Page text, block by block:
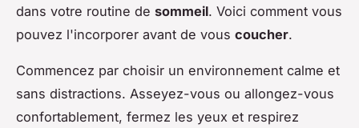
dans votre routine de sommeil. Voici comment vous
pouvez l'incorporer avant de vous coucher.
Commencez par choisir un environnement calme et
sans distractions. Asseyez-vous ou allongez-vous
confortablement, fermez les yeux et respirez